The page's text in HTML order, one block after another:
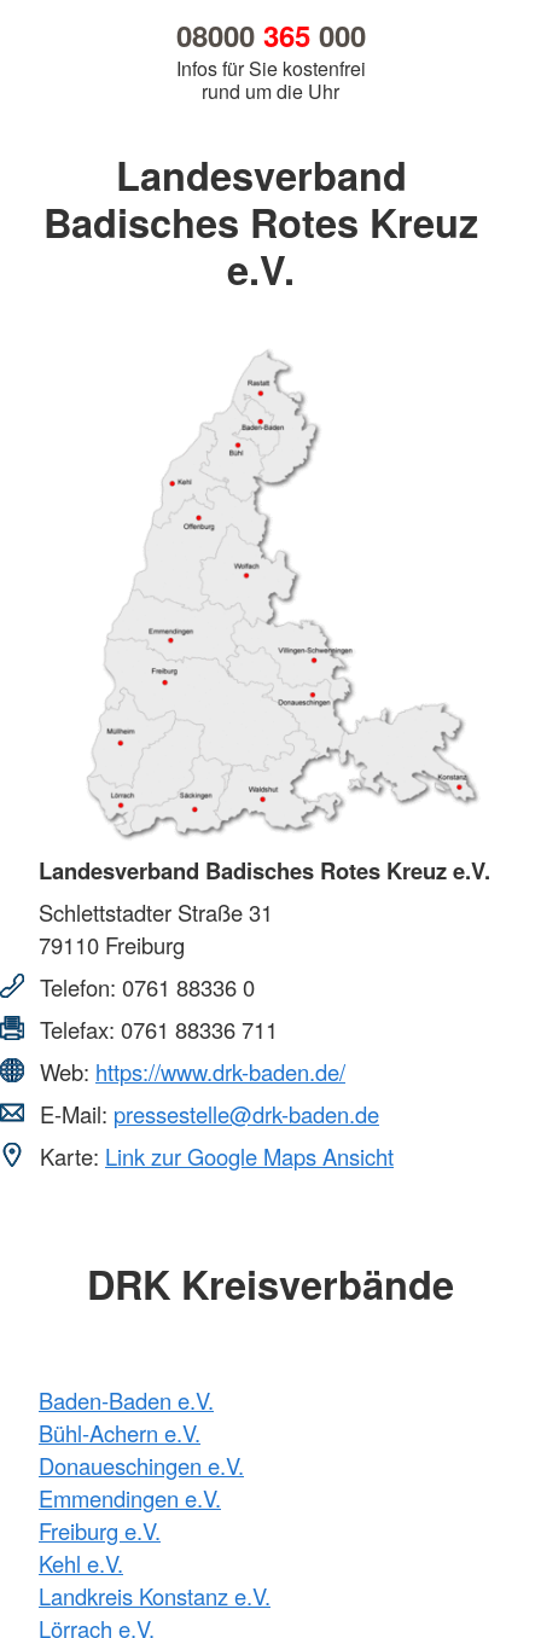
08000 365000
Infos für Sie kostenfrei
rund um die Uhr
Landesverband
Badisches Rotes Kreuz
e.V.
Landesverband Badisches Rotes Kreuz e.V.
Schlettstadter Straße 31
79110 Freiburg
Telefon: 0761 88336 0
Telefax: 0761 88336 711
Web: https://www.drk-baden.de/
E-Mail: pressestelle@drk-baden.de
Karte: Link zur Google Maps Ansicht
DRK Kreisverbände
Baden-Baden e.V.
Bühl-Achern e.V.
Donaueschingen e.V.
Emmendingen e.V.
Freiburg e.V.
Kehl e.V.
Landkreis Konstanz e.V.
Lörrach e.V.